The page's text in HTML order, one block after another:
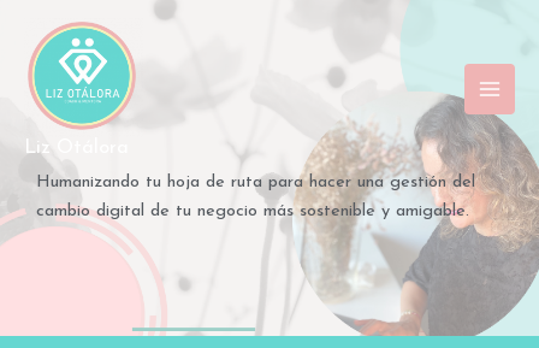
contenido
Liz Otálora
Humanizando tu hoja de ruta para hacer una gestión del
cambio digital de tu negocio más sostenible y amigable.